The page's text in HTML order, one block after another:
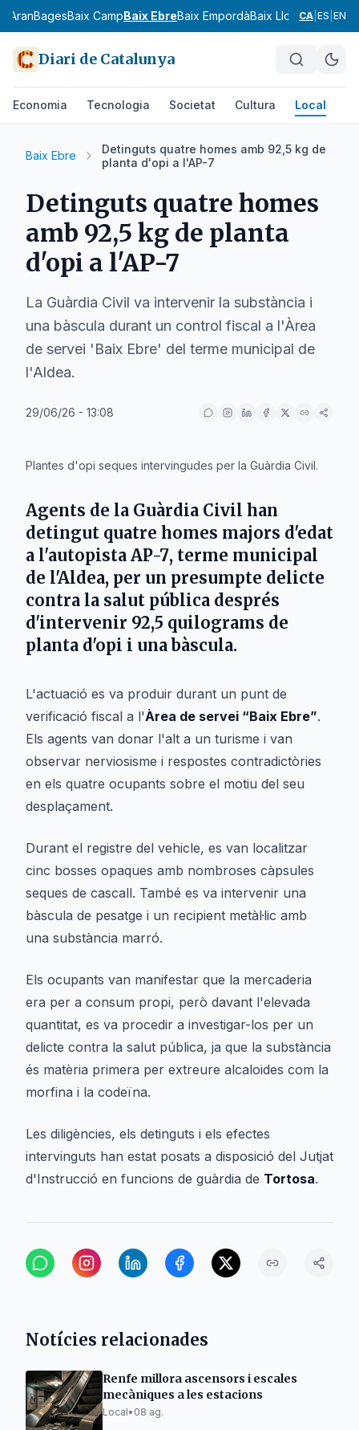
AranBagesBaix CampBaix EbreBaix EmpordàBaix LlobregatBaix
CA ES EN
Diari de Catalunya
Economia Tecnologia Societat Cultura Local
Baix Ebre
Detinguts quatre homes amb 92,5 kg de
planta d'opi a l'AP-7
Detinguts quatre homes
amb 92,5 kg de planta
d'opi a l'AP-7
La Guàrdia Civil va intervenir la substància i
una bàscula durant un control fiscal a l'Àrea
de servei 'Baix Ebre' del terme municipal de
l'Aldea.
29/06/26 - 13:08
Plantes d'opi seques intervingudes per la Guàrdia Civil.
Agents de la Guàrdia Civil han
detingut quatre homes majors d'edat
a l'autopista AP-7, terme municipal
de l'Aldea, per un presumpte delicte
contra la salut pública després
d'intervenir 92,5 quilograms de
planta d'opi i una bàscula.
L'actuació es va produir durant un punt de
verificació fiscal a l'Àrea de servei “Baix Ebre”.
Els agents van donar l'alt a un turisme i van
observar nerviosisme i respostes contradictòries
en els quatre ocupants sobre el motiu del seu
desplaçament.
Durant el registre del vehicle, es van localitzar
cinc bosses opaques amb nombroses càpsules
seques de cascall. També es va intervenir una
bàscula de pesatge i un recipient metàl·lic amb
una substància marró.
Els ocupants van manifestar que la mercaderia
era per a consum propi, però davant l'elevada
quantitat, es va procedir a investigar-los per un
delicte contra la salut pública, ja que la substància
és matèria primera per extreure alcaloides com la
morfina i la codeïna.
Les diligències, els detinguts i els efectes
intervinguts han estat posats a disposició del Jutjat
d'Instrucció en funcions de guàrdia de Tortosa.
Notícies relacionades
Renfe millora ascensors i escales
mecàniques a les estacions
Local• 08 ag.